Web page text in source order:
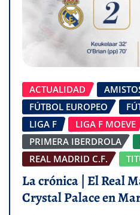
ACTUALIDAD
FÚTBOL EUROPEO
LIGA F
LIGA F MOEVE
PRIMERA IBERDROLA
REAL MADRID C.F.
La crónica | El Real
Crystal Palace en